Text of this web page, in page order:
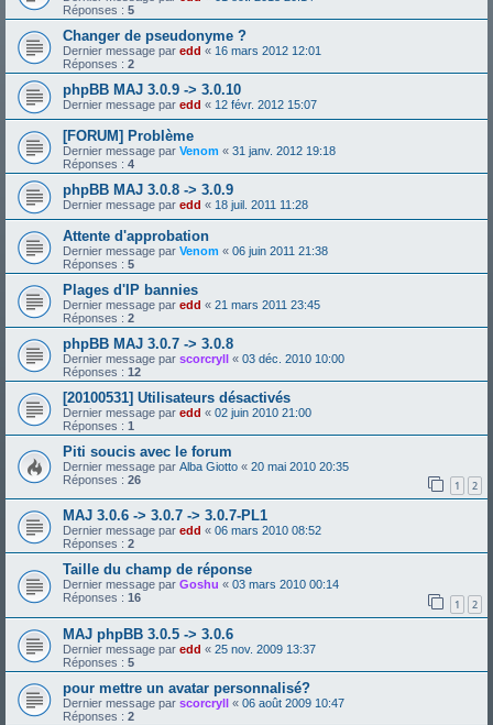
Réponses : 5
Changer de pseudonyme ?
Dernier message par edd « 16 mars 2012 12:01
Réponses : 2
phpBB MAJ 3.0.9 -> 3.0.10
Dernier message par edd « 12 févr. 2012 15:07
[FORUM] Problème
Dernier message par Venom « 31 janv. 2012 19:18
Réponses : 4
phpBB MAJ 3.0.8 -> 3.0.9
Dernier message par edd « 18 juil. 2011 11:28
Attente d'approbation
Dernier message par Venom « 06 juin 2011 21:38
Réponses : 5
Plages d'IP bannies
Dernier message par edd « 21 mars 2011 23:45
Réponses : 2
phpBB MAJ 3.0.7 -> 3.0.8
Dernier message par scorcryll « 03 déc. 2010 10:00
Réponses : 12
[20100531] Utilisateurs désactivés
Dernier message par edd « 02 juin 2010 21:00
Réponses : 1
Piti soucis avec le forum
Dernier message par Alba Giotto « 20 mai 2010 20:35
Réponses : 26 1 2
MAJ 3.0.6 -> 3.0.7 -> 3.0.7-PL1
Dernier message par edd « 06 mars 2010 08:52
Réponses : 2
Taille du champ de réponse
Dernier message par Goshu « 03 mars 2010 00:14
Réponses : 16 1 2
MAJ phpBB 3.0.5 -> 3.0.6
Dernier message par edd « 25 nov. 2009 13:37
Réponses : 5
pour mettre un avatar personnalisé?
Dernier message par scorcryll « 06 août 2009 10:47
Réponses : 2